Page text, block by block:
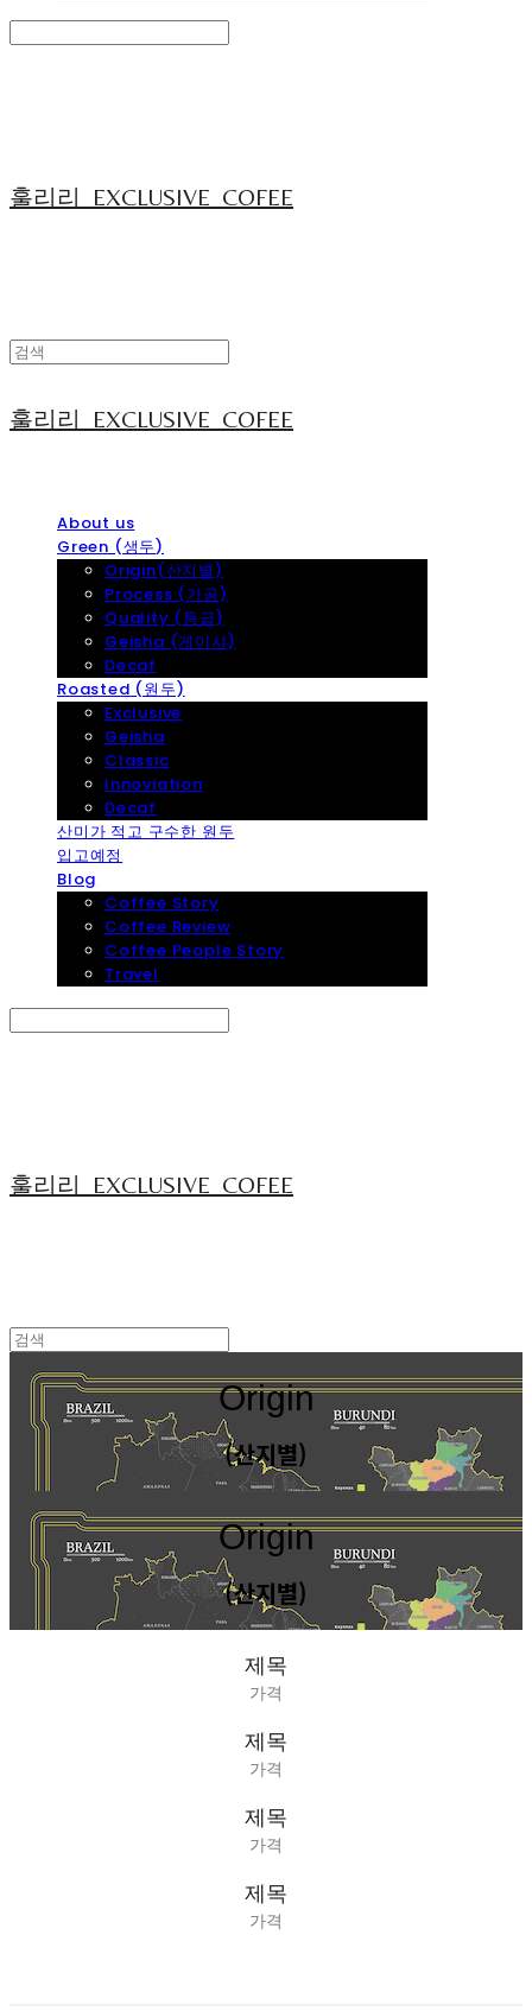
훌리리_EXCLUSIVE_COFEE
훌리리_EXCLUSIVE_COFEE
About us
Green (생두)
Origin(산지별)
Process (가공)
Quality (등급)
Geisha (게이샤)
Decaf
Roasted (원두)
Exclusive
Geisha
Classic
Innoviation
Decaf
산미가 적고 구수한 원두
입고예정
Blog
Coffee Story
Coffee Review
Coffee People Story
Travel
훌리리_EXCLUSIVE_COFEE
Origin
(산지별)
Origin
(산지별)
제목
가격
제목
가격
제목
가격
제목
가격